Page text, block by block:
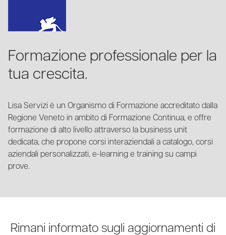
Formazione professionale per la
tua crescita.
Lisa Servizi è un Organismo di Formazione accreditato dalla
Regione Veneto in ambito di Formazione Continua, e offre
formazione di alto livello attraverso la business unit
dedicata, che propone corsi interaziendali a catalogo, corsi
aziendali personalizzati, e-learning e training su campi
prove.
Rimani informato sugli aggiornamenti di